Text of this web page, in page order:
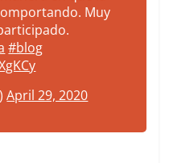
Muy
#blog
April 29, 2020